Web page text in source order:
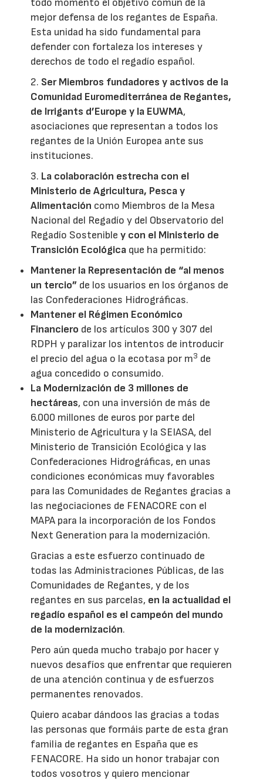
todo momento el objetivo común de la
mejor defensa de los regantes de España.
Esta unidad ha sido fundamental para
defender con fortaleza los intereses y
derechos de todo el regadío español.
2. Ser Miembros fundadores y activos de la
Comunidad Euromediterránea de Regantes,
de Irrigants d’Europe y la EUWMA,
asociaciones que representan a todos los
regantes de la Unión Europea ante sus
instituciones.
3. La colaboración estrecha con el
Ministerio de Agricultura, Pesca y
Alimentación como Miembros de la Mesa
Nacional del Regadío y del Observatorio del
Regadío Sostenibley con el Ministerio de
Transición Ecológica que ha permitido:
Mantener la Representación de “al menos
un tercio” de los usuarios en los órganos de
las Confederaciones Hidrográficas.
Mantener el Régimen Económico
Financiero de los artículos 300 y 307 del
RDPH y paralizar los intentos de introducir
el precio del agua o la ecotasa por m3 de
agua concedido o consumido.
La Modernización de 3 millones de
hectáreas, con una inversión de más de
6.000 millones de euros por parte del
Ministerio de Agricultura y la SEIASA, del
Ministerio de Transición Ecológica y las
Confederaciones Hidrográficas, en unas
condiciones económicas muy favorables
para las Comunidades de Regantes gracias a
las negociaciones de FENACORE con el
MAPA para la incorporación de los Fondos
Next Generation para la modernización.
Gracias a este esfuerzo continuado de
todas las Administraciones Públicas, de las
Comunidades de Regantes, y de los
regantes en sus parcelas, en la actualidad el
regadío español es el campeón del mundo
de la modernización.
Pero aún queda mucho trabajo por hacer y
nuevos desafíos que enfrentar que requieren
de una atención continua y de esfuerzos
permanentes renovados.
Quiero acabar dándoos las gracias a todas
las personas que formáis parte de esta gran
familia de regantes en España que es
FENACORE. Ha sido un honor trabajar con
todos vosotros y quiero mencionar